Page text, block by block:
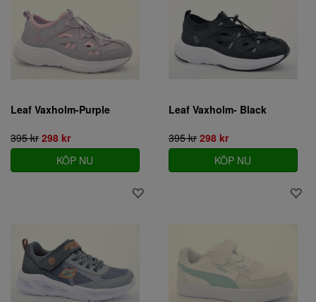
Leaf Vaxholm-Purple
395 kr 298 kr
KÖP NU
Leaf Vaxholm- Black
395 kr 298 kr
KÖP NU